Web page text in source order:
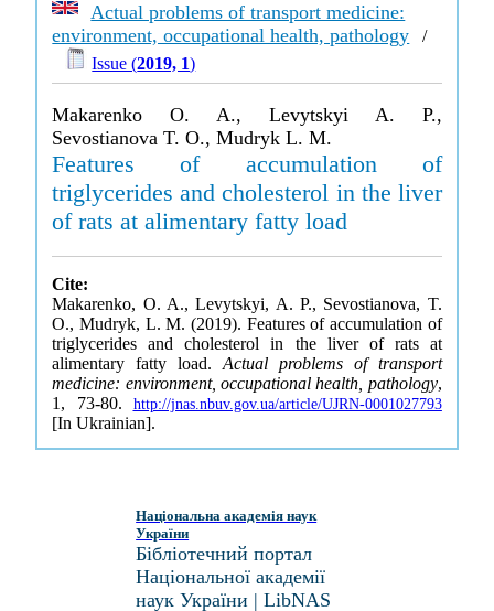
Actual problems of transport medicine:
environment, occupational health, pathology /
Issue (2019, 1)
Makarenko O. A., Levytskyi A. P.,
Sevostianova T. O., Mudryk L. M.
Features of accumulation of
triglycerides and cholesterol in the liver
of rats at alimentary fatty load
Cite:
Makarenko, O. A., Levytskyi, A. P., Sevostianova, T.
O., Mudryk, L. M. (2019). Features of accumulation of
triglycerides and cholesterol in the liver of rats at
alimentary fatty load. Actual problems of transport
medicine: environment, occupational health, pathology,
1, 73-80. http://jnas.nbuv.gov.ua/article/UJRN-0001027793
[In Ukrainian].
Національна академія наук
України
Бібліотечний портал
Національної академії
наук України | LibNAS